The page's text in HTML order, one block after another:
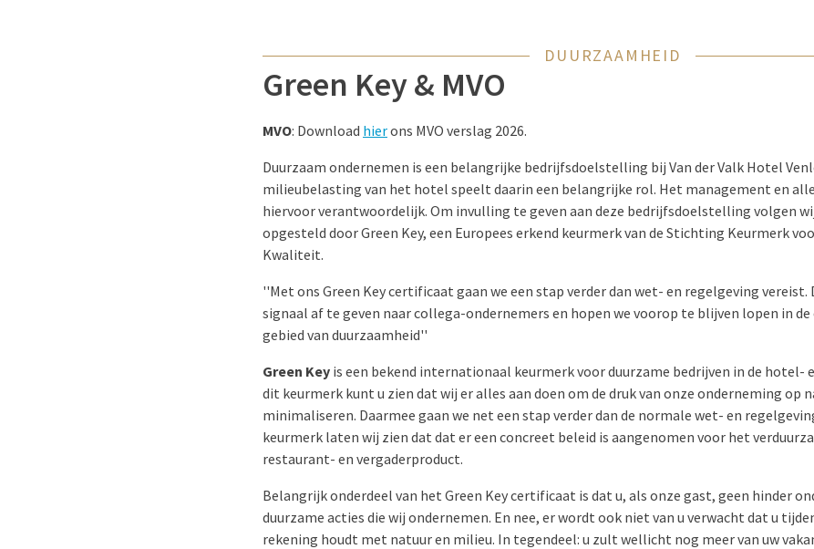
DUURZAAMHEID
Green Key & MVO
MVO: Download hierons MVO verslag 2026.
Duurzaam ondernemen is een belangrijke bedrijfsdoelstelling bij Van der Valk Hotel
milieubelasting van het hotel speelt daarin een belangrijke rol. Het management en
hiervoor verantwoordelijk. Om invulling te geven aan deze bedrijfsdoelstelling volgen
opgesteld door Green Key, een Europees erkend keurmerk van de Stichting Keurmerk
Kwaliteit.
''Met ons Green Key certificaat gaan we een stap verder dan wet- en regelgeving vereist.
signaal af te geven naar collega-ondernemers en hopen we voorop te blijven lopen in
gebied van duurzaamheid''
Green Key is een bekend internationaal keurmerk voor duurzame bedrijven in de hotel-
dit keurmerk kunt u zien dat wij er alles aan doen om de druk van onze onderneming op
minimaliseren. Daarmee gaan we net een stap verder dan de normale wet- en
keurmerk laten wij zien dat dat er een concreet beleid is aangenomen voor het
restaurant- en vergaderproduct.
Belangrijk onderdeel van het Green Key certificaat is dat u, als onze gast, geen hinder
duurzame acties die wij ondernemen. En nee, er wordt ook niet van u verwacht dat u
rekening houdt met natuur en milieu. In tegendeel: u zult wellicht nog meer van uw